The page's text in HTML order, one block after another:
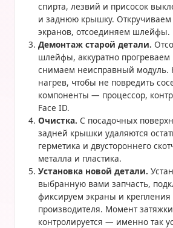
спирта, лезвий и присосок
и заднюю крышку.
экранов, отсоединяем шлейфы.
Демонтаж старой детали.
шлейфы, аккуратно
снимаем неисправный модуль.
нагрев, чтобы не повредить
компоненты — процессор,
Face ID.
Очистка. С посадочных
задней крышки удаляются
герметика и двустороннего
металла и пластика.
Установка новой детали.
выбранную вами запчасть,
фиксируем экраны и крепления
производителя. Момент
контролируется — именно так